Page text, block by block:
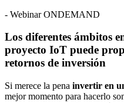
- Webinar ONDEMAND
Los diferentes ámbitos
proyecto IoT puede
retornos de inversión
Si merece la pena invertir en
mejor momento para hacerlo